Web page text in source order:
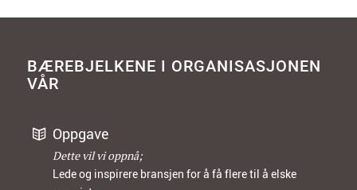
BÆREBJELKENE I ORGANISASJONEN
VÅR
Oppgave
Dette vil vi oppnå;
Lede og inspirere bransjen for å få flere til å elske